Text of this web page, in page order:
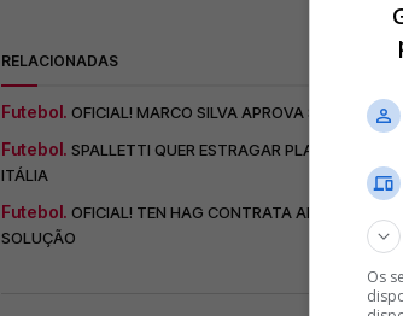
RELACIONADAS
Futebol. OFICIAL! MARCO SILVA APROVA SAÍDA DE
Futebol. SPALLETTI QUER ESTRAGAR PLANOS DE
ITÁLIA
Futebol. OFICIAL! TEN HAG CONTRATA ALVO DO
SOLUÇÃO
<
Os